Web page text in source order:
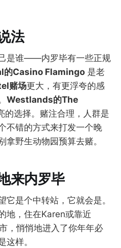
法
是谁——内罗毕有一些正规
Casino Flamingo 是老
赌场更大，有更浮夸的感
Westlands的The
的选择。赌注合理，人群是
不错的方式来打发一个晚
拿野生动物园预算去赌。
来内罗毕
它是个中转站，它就会是。
地，住在Karen或靠近
，悄悄地进入了你年年必
这样。